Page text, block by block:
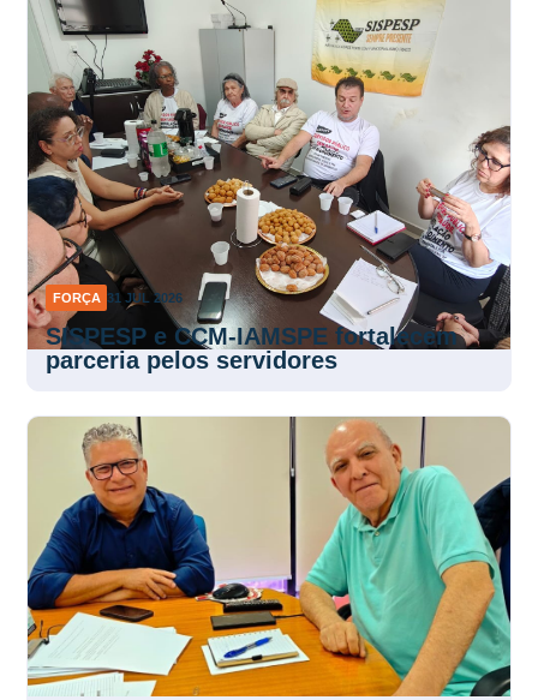
FORÇA 31 JUL 2026
SISPESP e CCM-IAMSPE fortalecem
parceria pelos servidores